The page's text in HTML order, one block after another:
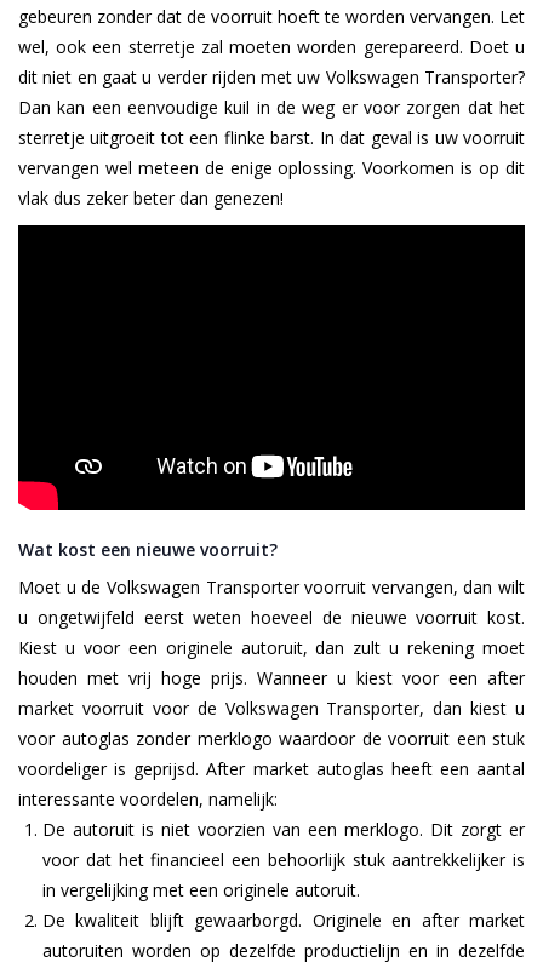
gebeuren zonder dat de voorruit hoeft te worden vervangen. Let
wel, ook een sterretje zal moeten worden gerepareerd. Doet u
dit niet en gaat u verder rijden met uw Volkswagen Transporter?
Dan kan een eenvoudige kuil in de weg er voor zorgen dat het
sterretje uitgroeit tot een flinke barst. In dat geval is uw voorruit
vervangen wel meteen de enige oplossing. Voorkomen is op dit
vlak dus zeker beter dan genezen!
Wat kost een nieuwe voorruit?
Moet u de Volkswagen Transporter voorruit vervangen, dan wilt
u ongetwijfeld eerst weten hoeveel de nieuwe voorruit kost.
Kiest u voor een originele autoruit, dan zult u rekening moet
houden met vrij hoge prijs. Wanneer u kiest voor een after
market voorruit voor de Volkswagen Transporter, dan kiest u
voor autoglas zonder merklogo waardoor de voorruit een stuk
voordeliger is geprijsd. After market autoglas heeft een aantal
interessante voordelen, namelijk:
De autoruit is niet voorzien van een merklogo. Dit zorgt er
voor dat het financieel een behoorlijk stuk aantrekkelijker is
in vergelijking met een originele autoruit.
De kwaliteit blijft gewaarborgd. Originele en after market
autoruiten worden op dezelfde productielijn en in dezelfde